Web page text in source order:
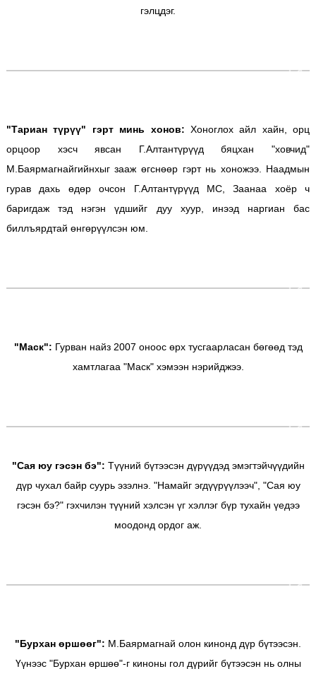
гэлцдэг.
"Тариан түрүү" гэрт минь хонов: Хоноглох айл хайн, орц
орцоор хэсч явсан Г.Алтантүрүүд бяцхан "ховчид"
М.Баярмагнайгийнхыг зааж өгснөөр гэрт нь хоножээ. Наадмын
гурав дахь өдөр очсон Г.Алтантүрүүд МС, Заанаа хоёр ч
баригдаж тэд нэгэн үдшийг дуу хуур, инээд наргиан бас
биллъярдтай өнгөрүүлсэн юм.
"Маск": Гурван найз 2007 оноос өрх тусгаарласан бөгөөд тэд
хамтлагаа "Маск" хэмээн нэрийджээ.
"Сая юу гэсэн бэ": Түүний бүтээсэн дүрүүдэд эмэгтэйчүүдийн
дүр чухал байр суурь эзэлнэ. "Намайг эгдүүрүүлээч", "Сая юу
гэсэн бэ?" гэхчилэн түүний хэлсэн үг хэллэг бүр тухайн үедээ
моодонд ордог аж.
"Бурхан өршөөг": М.Баярмагнай олон кинонд дүр бүтээсэн.
Үүнээс "Бурхан өршөө"-г киноны гол дүрийг бүтээсэн нь олны